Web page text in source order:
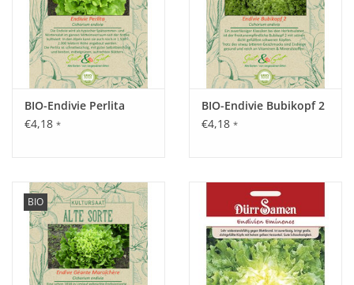
BIO-Endivie Perlita
€4,18 *
BIO-Endivie Bubikopf 2
€4,18 *
BIO